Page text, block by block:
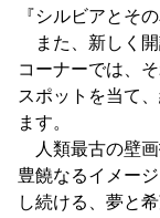
『シルビアとそ
また、新しく開
コーナーでは、
スポットを当て
ます。
人類最古の壁画
豊饒なるイメー
し続ける、夢と